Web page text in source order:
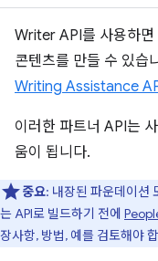
Writer API를 사용하면
콘텐츠를 만들 수 있습
Writing Assistance
이러한 파트너 API는
움이 됩니다.
중요: 내장된 파운데이션
는 API로 빌드하기 전에
장사항, 방법, 예를 검토해야